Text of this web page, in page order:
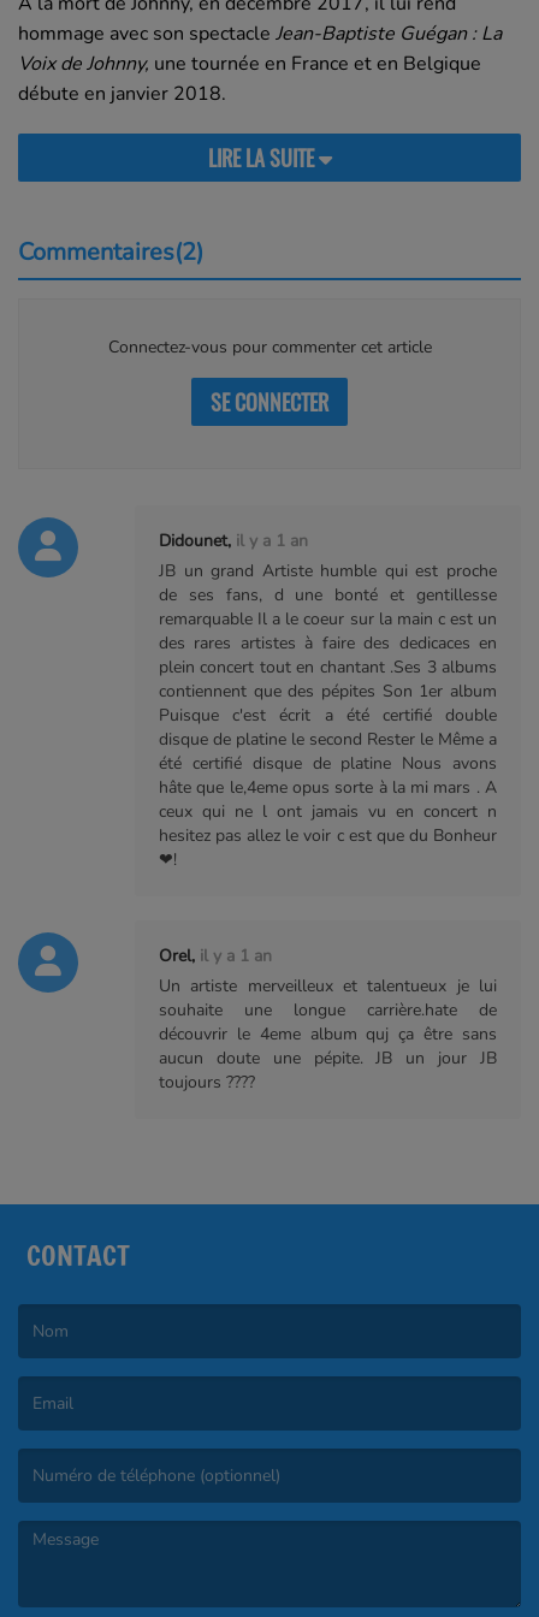
hommage avec son spectacle Jean-Baptiste Guégan : La
Voix de Johnny, une tournée en France et en Belgique
débute en janvier 2018.
LIRE LA SUITE
Commentaires(2)
Connectez-vous pour commenter cet article
SE CONNECTER
Didounet, il y a 1 an
JB un grand Artiste humble qui est proche
de ses fans, d une bonté et gentillesse
remarquable Il a le coeur sur la main c est un
des rares artistes à faire des dedicaces en
plein concert tout en chantant .Ses 3 albums
contiennent que des pépites Son 1er album
Puisque c'est écrit a été certifié double
disque de platine le second Rester le Même a
été certifié disque de platine Nous avons
hâte que le,4eme opus sorte à la mi mars . A
ceux qui ne l ont jamais vu en concert n
hesitez pas allez le voir c est que du Bonheur
❤!
Orel, il y a 1 an
Un artiste merveilleux et talentueux je lui
souhaite une longue carrière.hate de
découvrir le 4eme album quj ça être sans
aucun doute une pépite. JB un jour JB
toujours ????
CONTACT